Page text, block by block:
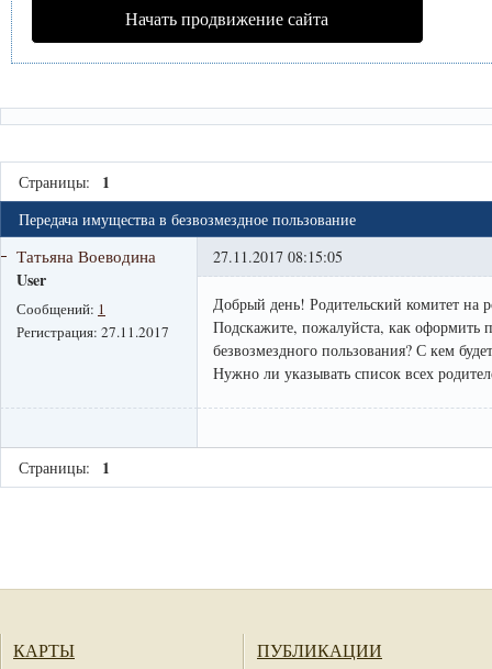
Начать продвижение сайта
Страницы: 1
Передача имущества в безвозмездное пользование
Татьяна Воеводина
User
Сообщений: 1
Регистрация: 27.11.2017
27.11.2017 08:15:05
Добрый день! Родительский комитет на
Подскажите, пожалуйста, как оформить
безвозмездного пользования? С кем
Нужно ли указывать список всех
Страницы: 1
КАРТЫ
ПУБЛИКАЦИИ